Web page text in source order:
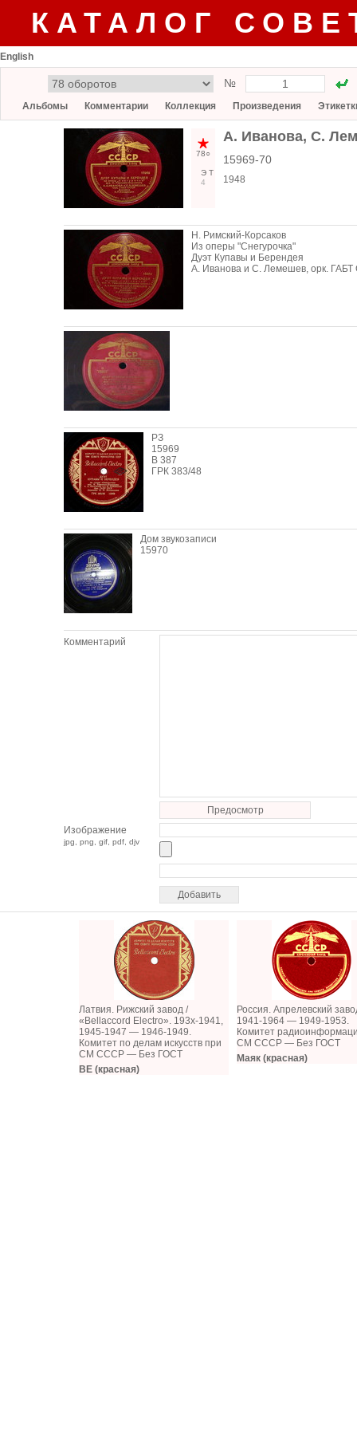
КАТАЛОГ
English
№
Альбомы Комментарии Коллекция Произведения
78○
Э Т
4
А. Иванова, С.
15969-70
1948
Н. Римский-Корсаков
Из оперы "Снегурочка"
Дуэт Купавы и Берендея
А. Иванова и С. Лемешев, орк.
РЗ
15969
В 387
ГРК 383/48
Дом звукозаписи
15970
Комментарий
Предосмотр
Изображение
jpg, png, gif, pdf, djv
Латвия. Рижский завод /
«Bellaccord Electro». 193х-1941,
1945-1947 — 1946-1949.
Комитет по делам искусств при
СМ СССР — Без ГОСТ
BE (красная)
Россия. Апрелевский
1941-1964 — 1949-1953.
Комитет
СМ СССР — Без ГОСТ
Маяк (красная)